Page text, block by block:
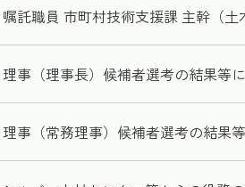
嘱託職員 市町村技術支援課 主幹（
理事（理事長）候補者選考の結果等
理事（常務理事）候補者選考の結果